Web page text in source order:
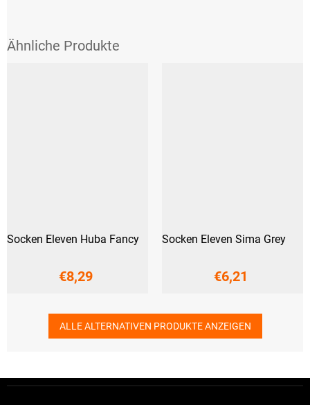
Socken Eleven Huba Fancy
€8,29
Socken Eleven Sima Grey
€6,21
ALLE ALTERNATIVEN PRODUKTE ANZEIGEN